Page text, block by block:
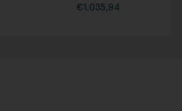
€1.035,94